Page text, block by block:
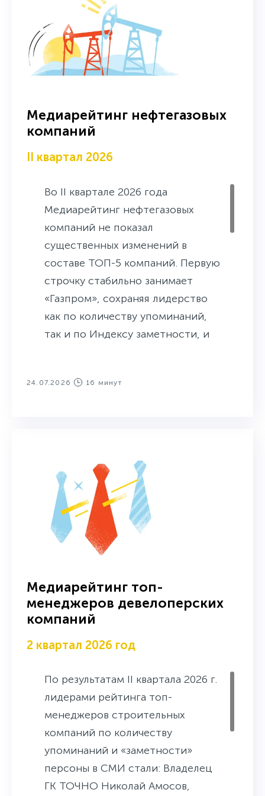
Медиарейтинг нефтегазовых
компаний
II квартал 2026
Во II квартале 2026 года
Медиарейтинг нефтегазовых
компаний не показал
существенных изменений в
составе ТОП-5 компаний. Первую
строчку стабильно занимает
«Газпром», сохраняя лидерство
как по количеству упоминаний,
так и по Индексу заметности, и
«Газпром нефть», сместив
Охватам компания заняла третье
место. «Лукойл» же занял
четвертые строчки
соответствующих рейтингов.
Остальные два неизменных
лидера ТОП-5 – «Роснефть» и
и пятую строчки рейтинга
упоминаемости. При этом
«Роснефть» оказалась на второй
и Охватам, а «Транснефть» на
24.07.2026 16 минут
Медиарейтинг топ-
менеджеров девелоперских
компаний
2 квартал 2026 год
По результатам II квартала 2026 г.
лидерами рейтинга топ-
менеджеров строительных
компаний по количеству
упоминаний и «заметности»
персоны в СМИ стали: Владелец
ГК ТОЧНО Николай Амосов,